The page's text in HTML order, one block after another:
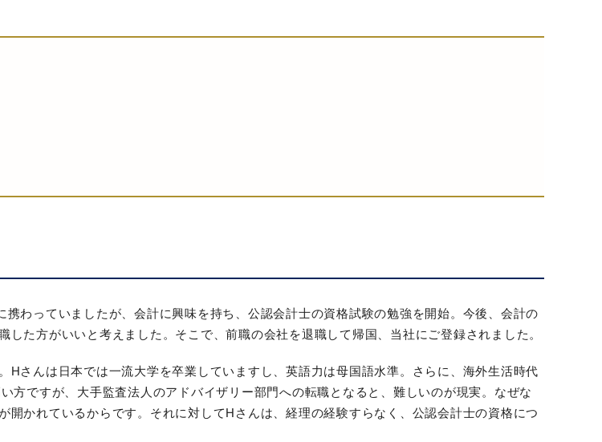
わっていましたが、会計に興味を持ち、公認会計士の資格試験の勉強を開始。今後、会計の
た方がいいと考えました。そこで、前職の会社を退職して帰国、当社にご登録されました。
さんは日本では一流大学を卒業していますし、英語力は母国語水準。さらに、海外生活時代
方ですが、大手監査法人のアドバイザリー部門への転職となると、難しいのが現実。なぜな
かれているからです。それに対してHさんは、経理の経験すらなく、公認会計士の資格につ